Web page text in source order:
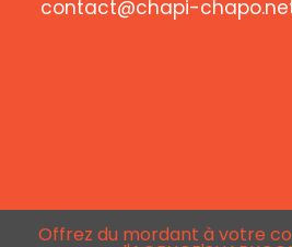
contact@chapi-
Offrez du mordant à votre